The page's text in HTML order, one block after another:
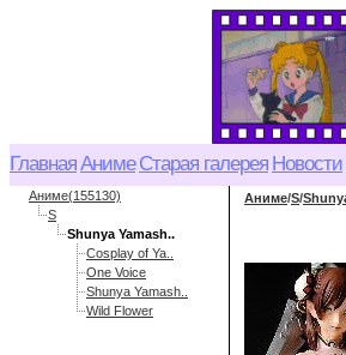
ГлавнаяАниме Старая галерея Новости
Аниме(155130)
S
Shunya Yamash..
Cosplay of Ya..
One Voice
Shunya Yamash..
Wild Flower
Аниме/S/